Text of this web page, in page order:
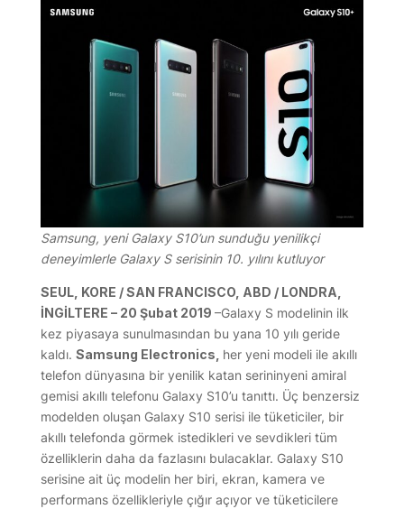
Samsung, yeni Galaxy S10’un sunduğu yenilikçi
deneyimlerle Galaxy S serisinin 10. yılını kutluyor
SEUL, KORE / SAN FRANCISCO, ABD / LONDRA,
İNGİLTERE – 20 Şubat 2019 –Galaxy S modelinin ilk
kez piyasaya sunulmasından bu yana 10 yılı geride
kaldı. Samsung Electronics, her yeni modeli ile akıllı
telefon dünyasına bir yenilik katan serininyeni amiral
gemisi akıllı telefonu Galaxy S10’u tanıttı. Üç benzersiz
modelden oluşan Galaxy S10 serisi ile tüketiciler, bir
akıllı telefonda görmek istedikleri ve sevdikleri tüm
özelliklerin daha da fazlasını bulacaklar. Galaxy S10
serisine ait üç modelin her biri, ekran, kamera ve
performans özellikleriyle çığır açıyor ve tüketicilere